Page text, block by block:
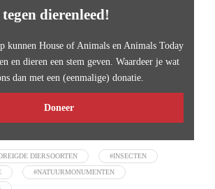
dierenleed!
kunnen House of Animals en Animals Today
en dieren een stem geven. Waardeer je wat
dan met een (eenmalige) donatie.
Doneer
DIERSOORTEN #INSECTEN
#NATUURMONUMENTEN